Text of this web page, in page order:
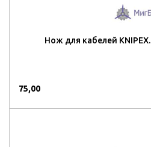
Нож для кабелей
75,00